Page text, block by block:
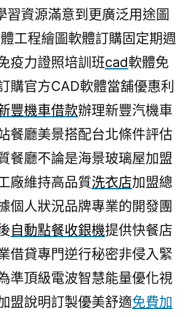
習資源滿意到更廣泛用途圖
工程繪圖軟體訂購固定期週
疫力證照培訓班cad軟體免
購官方CAD軟體當舖優惠利
豐機車借款辦理新豐汽機車
餐廳美景搭配台北條件評估
餐廳不論是海景玻璃屋加盟
廠維持高品質洗衣店加盟總
個人狀況品牌專業的開發團
自動點餐收銀機提供快餐店
借貸專門逆行秘密非侵入緊
準頂級電波智慧能量優化視
盟說明訂製優美舒適免費加